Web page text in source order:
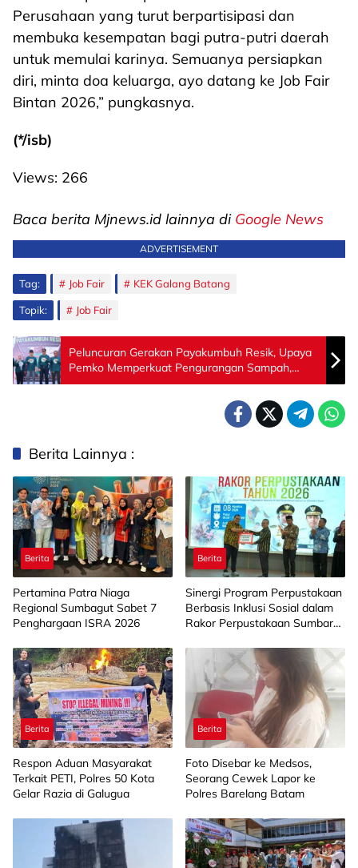
Perusahaan yang turut berpartisipasi dan
membuka kesempatan bagi putra-putri daerah
untuk memulai karinya. Semuanya persiapkan
diri, minta doa keluarga, ayo datang ke Job Fair
Bintan 2026,” pungkasnya.
(*/isb)
Views: 266
Baca berita Mjnews.id lainnya di Google News
ADVERTISEMENT
Tag: Job Fair KEK Galang Batang
Topik: Job Fair
Peluncuran Gerakan Payakumbuh Resik, Upaya
Pemko Memperkuat Pengurangan Sampah,
Penghijauan Lingkungan dan Pengendalian
Berita Lainnya :
Berita
Pertamina Patra Niaga
Regional Sumbagut Sabet 7
Penghargaan ISRA 2026
Berita
Sinergi Program Perpustakaan
Berbasis Inklusi Sosial dalam
Rakor Perpustakaan Sumbar
Berita
Respon Aduan Masyarakat
Terkait PETI, Polres 50 Kota
Gelar Razia di Galugua
Berita
Foto Disebar ke Medsos,
Seorang Cewek Lapor ke
Polres Barelang Batam